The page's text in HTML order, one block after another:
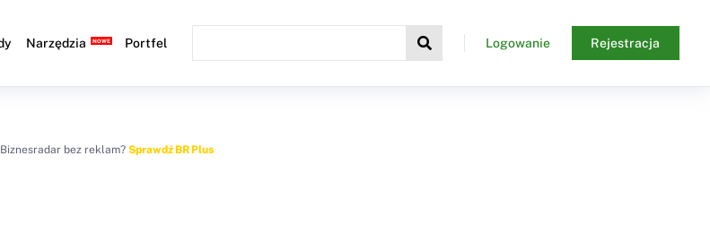
Narzędzia Portfel Logowanie Rejestracja
Biznesradar bez reklam? Sprawdź BR Plus